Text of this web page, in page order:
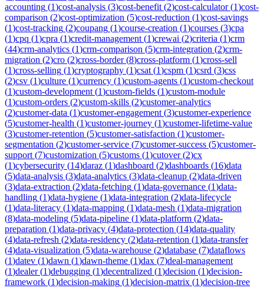
accounting (1)cost-analysis (3)cost-benefit (2)cost-calculator(1)cost-
comparison (2)cost-optimization (5)cost-reduction (1)cost-savings
(1)cost-tracking (2)coupang (1)course-creation (1)courses (3)cpa
(1)cpq (1)cpra (1)credit-management (1)crewai (2)criteria (1)crm
(44)crm-analytics (1)crm-comparison (5)crm-integration (2)crm-
migration (2)cro (2)cross-border(8)cross-platform (1)cross-sell
(1)cross-selling (1)cryptography (1)csat (1)cspm (1)csrd (3)css
(2)csv (1)culture (1)currency (1)custom-agents (1)custom-checkout
(1)custom-development (1)custom-fields (1)custom-module
(1)custom-orders (2)custom-skills (2)customer-analytics
(2)customer-data (1)customer-engagement (3)customer-experience
(5)customer-health (1)customer-journey (1)customer-lifetime-value
(3)customer-retention (5)customer-satisfaction (1)customer-
segmentation (2)customer-service (7)customer-success (5)customer-
support (7)customization (5)customs (1)cutover(2)cx
(1)cybersecurity (14)daraz (1)dashboard (2)dashboards (16)data
(5)data-analysis (3)data-analytics (3)data-cleanup (2)data-driven
(3)data-extraction (2)data-fetching (1)data-governance (1)data-
handling (1)data-hygiene (1)data-integration (2)data-lifecycle
(1)data-literacy (1)data-mapping (1)data-mesh (1)data-migration
(8)data-modeling (5)data-pipeline (1)data-platform (2)data-
preparation (1)data-privacy (4)data-protection (14)data-quality
(4)data-refresh (2)data-residency (2)data-retention (1)data-transfer
(4)data-visualization (5)data-warehouse (2)database (7)dataflows
(1)datev (1)dawn (1)dawn-theme (1)dax (7)deal-management
(1)dealer(1)debugging (1)decentralized (1)decision (1)decision-
framework (1)decision-making (1)decision-matrix (1)decision-tree